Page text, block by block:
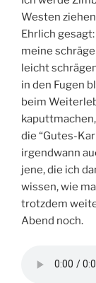
Westen
Ehrlich
meine
leicht
in den Fugen
beim
die “Gutes-
irgendwann
jene, die ich
wissen, wie
trotzdem
Abend noch.